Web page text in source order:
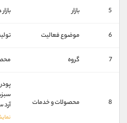
5 بازار
6 موضوع فعالیت
7 گروه
8 محصولات و خدمات
آرد